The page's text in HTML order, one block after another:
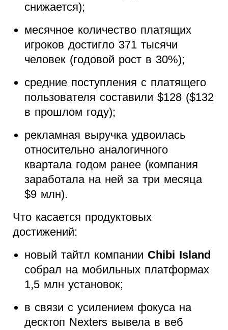
снижается);
месячное количество платящих
игроков достигло 371 тысячи
человек (годовой рост в 30%);
средние поступления с платящего
пользователя составили $128 ($132
в прошлом году);
рекламная выручка удвоилась
относительно аналогичного
квартала годом ранее (компания
заработала на ней за три месяца
$9 млн).
Что касается продуктовых
достижений:
новый тайтл компании Chibi Island
собрал на мобильных платформах
1,5 млн установок;
в связи с усилением фокуса на
десктоп Nexters вывела в веб